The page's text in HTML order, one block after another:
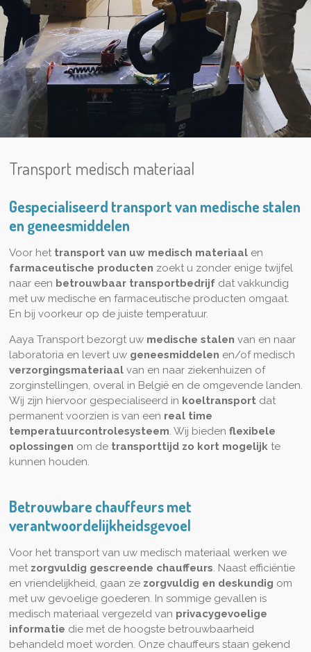
Transport medisch materiaal
Gespecialiseerd transport van medische stalen
en geneesmiddelen
Voor het transport van uw medisch materiaalen
farmaceutische producten zoekt u zonder enige twijfel
naar een betrouwbaar transportbedrijfdat vakkundig
met uw medische en farmaceutische producten omgaat.
En bij voorkeur op de juiste temperatuur.
Aaya Transport bezorgt uw medische stalen van en naar
laboratoria en levert uw geneesmiddelen en/of medisch
verzorgingsmateriaalvan en naar ziekenhuizen of
zorginstellingen, overal in België en de omgevende landen.
Wij zijn hiervoor gespecialiseerd in koeltransportdat
permanent voorzien is van een real time
temperatuurcontrolesysteem. Wij bieden flexibele
oplossingen om de transporttijd zo kort mogelijkte
kunnen houden.
Betrouwbare chauffeurs met
verantwoordelijkheidsgevoel
Voor het transport van uw medisch materiaal werken we
met zorgvuldig gescreende chauffeurs. Naast efficiëntie
en vriendelijkheid, gaan ze zorgvuldig en deskundig om
met uw gevoelige goederen. In sommige gevallen is
medisch materiaal vergezeld van privacygevoelige
informatie die met de hoogste betrouwbaarheid
behandeld moet worden. Onze chauffeurs staan gekend